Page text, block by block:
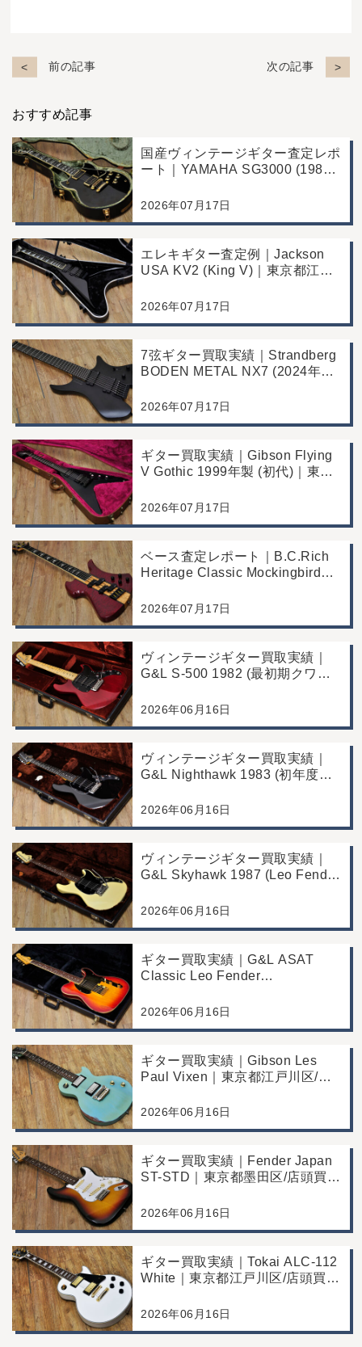
前の記事 次の記事
おすすめ記事
国産ヴィンテージギター査定レポ
ート｜YAMAHA SG3000 (1988
り店舗にて買取
2026年07月17日
エレキギター査定例｜Jackson
USA KV2 (King V)｜東京都江戸
2026年07月17日
7弦ギター買取実績｜Strandberg
BODEN METAL NX7 (2024年製)
店
2026年07月17日
ギター買取実績｜Gibson Flying
V Gothic 1999年製 (初代)｜東京
2026年07月17日
ベース査定レポート｜B.C.Rich
Heritage Classic Mockingbird
にて買取
2026年07月17日
ヴィンテージギター買取実績｜
G&L S-500 1982 (最初期クワガ
買取/コンディション良好の査定
2026年06月16日
ヴィンテージギター買取実績｜
G&L Nighthawk 1983 (初年度マ
区/店頭買取/コンディション良好
2026年06月16日
ヴィンテージギター買取実績｜
G&L Skyhawk 1987 (Leo Fender
川区/店頭買取/コンディション良
2026年06月16日
ギター買取実績｜G&L ASAT
Classic Leo Fender
江戸川区/店頭買取/コンディショ
2026年06月16日
ギター買取実績｜Gibson Les
Paul Vixen｜東京都江戸川区/店
例
2026年06月16日
ギター買取実績｜Fender Japan
ST-STD｜東京都墨田区/店頭買
2026年06月16日
ギター買取実績｜Tokai ALC-112
White｜東京都江戸川区/店頭買
2026年06月16日